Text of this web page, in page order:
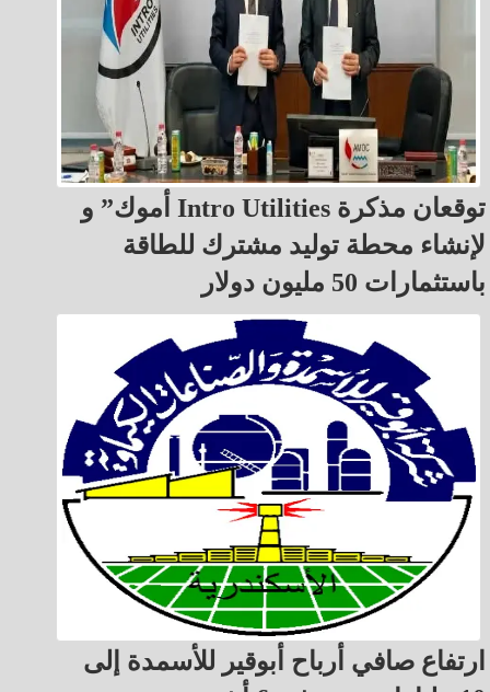
أموك” و Intro Utilities توقعان مذكرة
لإنشاء محطة توليد مشترك للطاقة
باستثمارات 50 مليون دولار
ارتفاع صافي أرباح أبوقير للأسمدة إلى